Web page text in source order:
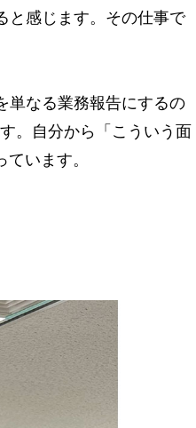
と感じます。その仕事で
単なる業務報告にするの
。自分から「こういう面
います。